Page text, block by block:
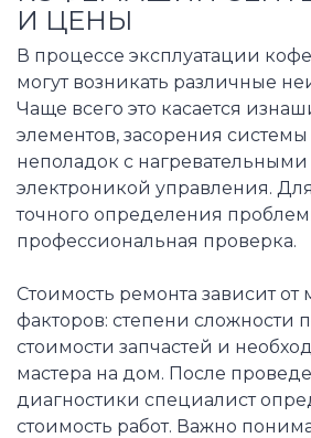
И ЦЕНЫ
В процессе эксплуатации
могут возникать различные
Чаще всего это касается
элементов, засорения
неполадок с
электроникой управления.
точного определения
профессиональная проверка.
Стоимость ремонта зависит от
факторов: степени сложности
стоимости запчастей и
мастера на дом. После
диагностики специалист
стоимость работ. Важно